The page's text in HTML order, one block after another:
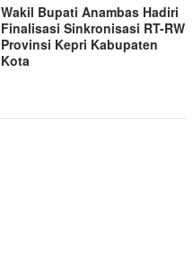
Wakil Bupati Anambas Hadiri
Finalisasi Sinkronisasi RT-RW
Provinsi Kepri Kabupaten
Kota